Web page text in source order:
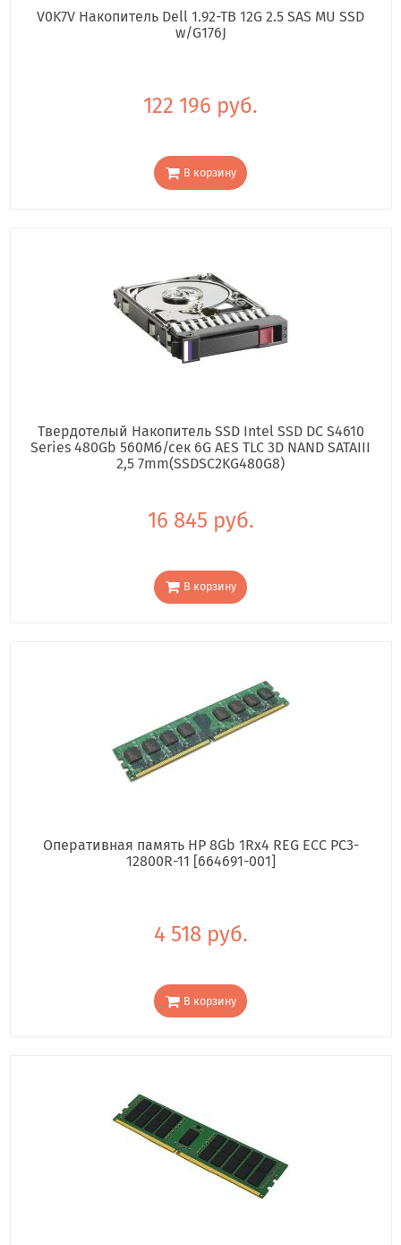
V0K7V Накопитель Dell 1.92-TB 12G 2.5 SAS MU SSD
w/G176J
122 196 руб.
В корзину
Твердотелый Накопитель SSD Intel SSD DC S4610
Series 480Gb 560Мб/сек 6G AES TLC 3D NAND SATAIII
2,5 7mm(SSDSC2KG480G8)
16 845 руб.
В корзину
Оперативная память HP 8Gb 1Rx4 REG ECC PC3-
12800R-11 [664691-001]
4 518 руб.
В корзину